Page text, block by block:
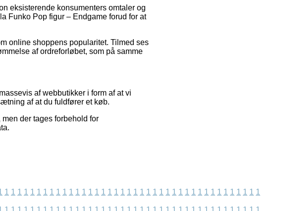
eksisterende konsumenters omtaler og
Funko Pop figur – Endgame forud for at
online shoppens popularitet. Tilmed ses
af ordreforløbet, som på samme
af webbutikker i form af at vi
af at du fuldfører et køb.
der tages forbehold for
1 1 1 1 1 1 1 1 1 1 1 1 1 1 1 1 1 1 1 1 1 1 1 1 1 1 1 1 1 1 1 1 1 1 1 1 1 1 1 1